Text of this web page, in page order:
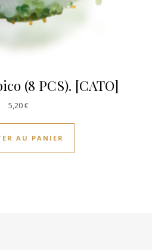
(8 PCS). [CATO]
5,20€
AU PANIER